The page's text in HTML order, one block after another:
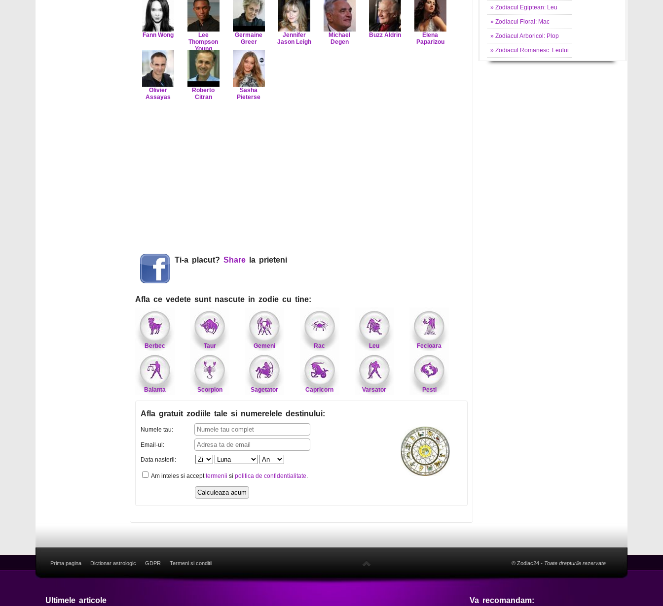
Fann Wong
Lee
Thompson
Young
Germaine
Greer
Jennifer
Jason Leigh
Michael
Degen
Buzz Aldrin
Elena
Paparizou
Olivier
Assayas
Roberto
Citran
Sasha
Pieterse
Ti-a placut? Share la prieteni
Afla ce vedete sunt nascute in zodie cu tine:
Berbec Taur Gemeni Rac Leu Fecioara
Balanta Scorpion Sagetator Capricorn Varsator Pesti
Afla gratuit zodiile tale si numerelele destinului:
Numele tau:
Email-ul:
Data nasterii:
Am inteles si accepttermenii si politica de confidentialitate
» Zodiacul Egiptean: Leu
» Zodiacul Floral: Mac
» Zodiacul Arboricol: Plop
» Zodiacul Romanesc: Leului
Prima pagina Dictionar astrologic GDPR Termeni si conditii © Zodiac24 - Toate drepturile rezervate
Ultimele articole Va recomandam: